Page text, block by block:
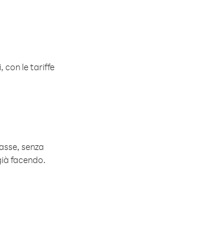
con le tariffe
senza
facendo.